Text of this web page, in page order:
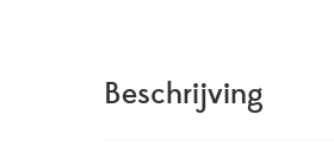
Beschrijving